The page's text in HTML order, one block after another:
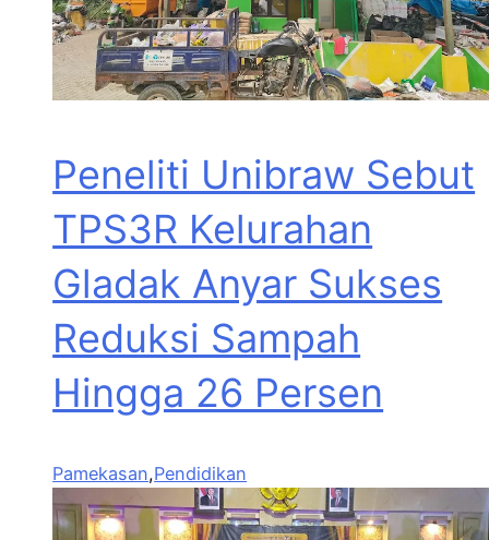
Peneliti Unibraw Sebut
TPS3R Kelurahan
Gladak Anyar Sukses
Reduksi Sampah
Hingga 26 Persen
Pamekasan,Pendidikan